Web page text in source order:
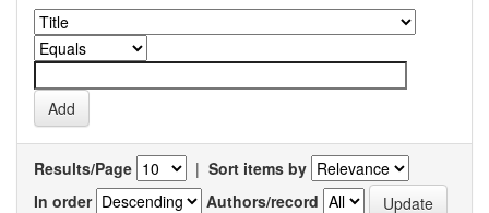
Results/Page | Sort items by
In order
Authors/record